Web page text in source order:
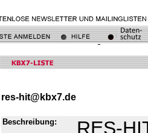
res-hit@kbx7.de
Beschreibung:
RES-